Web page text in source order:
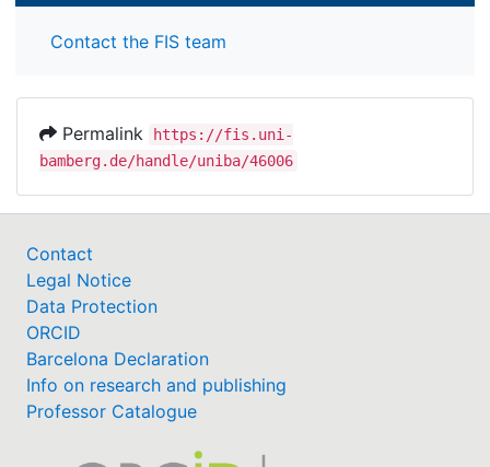
Contact the FIS team
Permalink
https://fis.uni-
bamberg.de/handle/uniba/46006
Contact
Legal Notice
Data Protection
ORCID
Barcelona Declaration
Info on research and publishing
Professor Catalogue